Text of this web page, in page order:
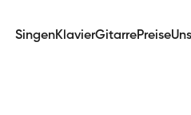
SingenKlavierGitarrePreise